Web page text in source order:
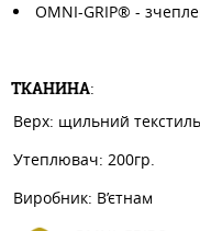
OMNI-GRIP® -
ТКАНИНА:
Верх: щильний
Утеплювач: 200гр.
Виробник: В’єтнам